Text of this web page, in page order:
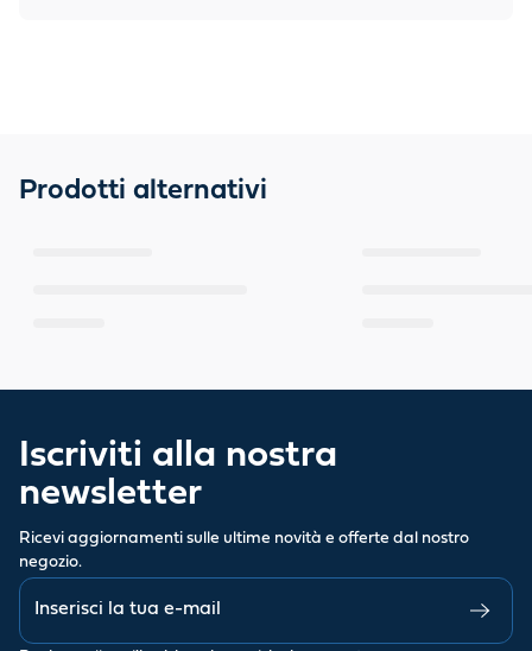
Prodotti alternativi
Iscriviti alla nostra
newsletter
Ricevi aggiornamenti sulle ultime novità e offerte dal nostro
negozio.